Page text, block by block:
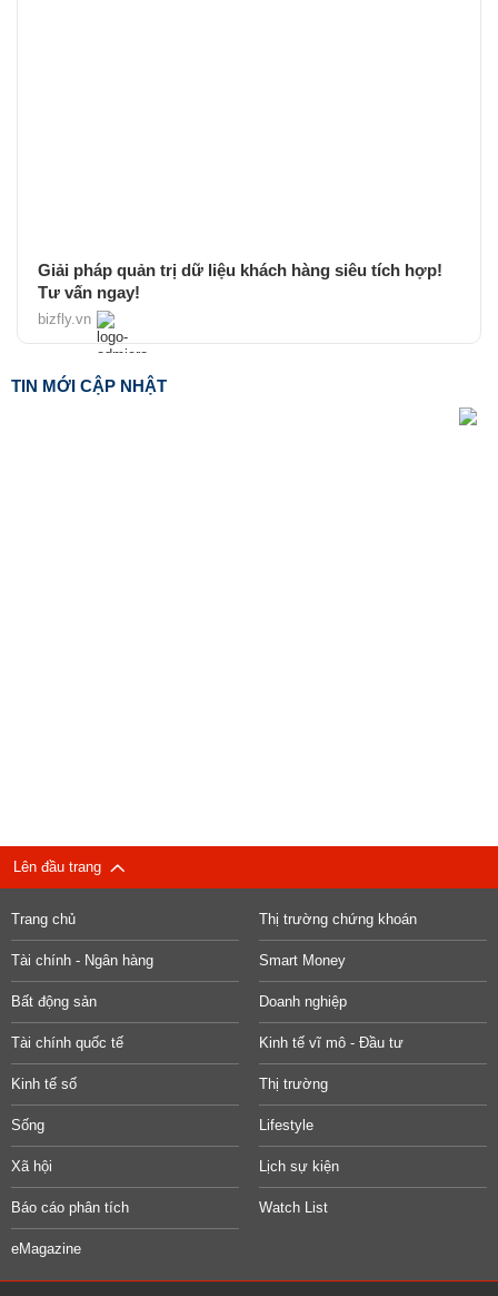
Giải pháp quản trị dữ liệu khách hàng siêu tích hợp!
Tư vấn ngay!
bizfly.vn
TIN MỚI CẬP NHẬT
Lên đầu trang
Trang chủ Thị trường chứng khoán
Tài chính - Ngân hàng Smart Money
Bất động sản Doanh nghiệp
Tài chính quốc tế Kinh tế vĩ mô - Đầu tư
Kinh tế số Thị trường
Sống Lifestyle
Xã hội Lịch sự kiện
Báo cáo phân tích Watch List
eMagazine